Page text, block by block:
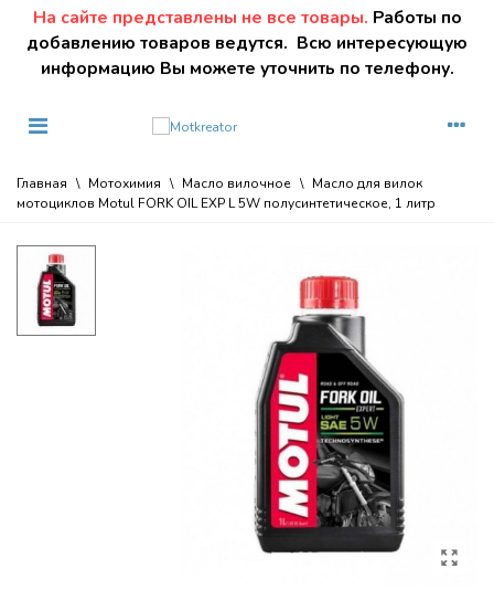
На сайте представлены не все товары. Работы по
добавлению товаров ведутся. Всю интересующую
информацию Вы можете уточнить по телефону.
Главная \ Мотохимия \ Масло вилочное \ Масло для вилок
мотоциклов Motul FORK OIL EXP L 5W полусинтетическое, 1 литр